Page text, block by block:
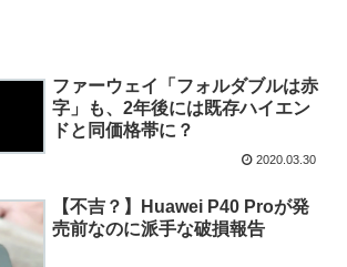
ファーウェイ「フォルダブルは赤
字」も、2年後には既存ハイエン
ドと同価格帯に？
2020.03.30
【不吉？】Huawei P40 Proが発
売前なのに派手な破損報告